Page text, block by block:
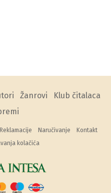
Žanrovi
Klub čitalaca
Reklamacije Naručivanje
Kontakt
kolačića